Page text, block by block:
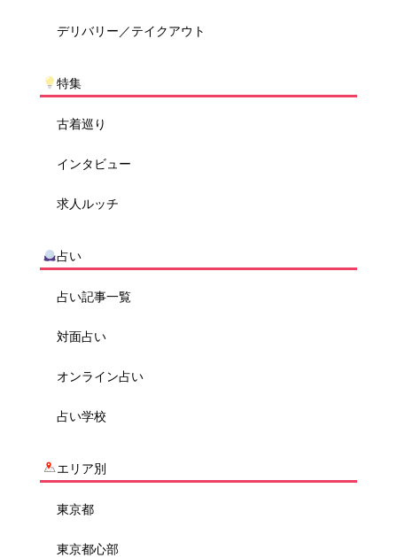
デリバリー／テイクアウト
特集
古着巡り
インタビュー
求人ルッチ
占い
占い記事一覧
対面占い
オンライン占い
占い学校
エリア別
東京都
東京都心部